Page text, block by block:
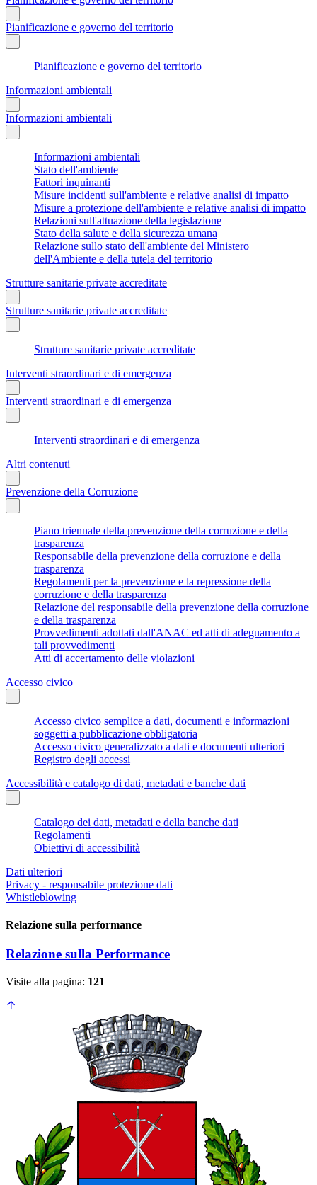
Pianificazione e governo del territorio
Pianificazione e governo del territorio
Informazioni ambientali
Informazioni ambientali
Informazioni ambientali
Stato dell'ambiente
Fattori inquinanti
Misure incidenti sull'ambiente e relative analisi di impatto
Misure a protezione dell'ambiente e relative analisi di impatto
Relazioni sull'attuazione della legislazione
Stato della salute e della sicurezza umana
Relazione sullo stato dell'ambiente del Ministero
dell'Ambiente e della tutela del territorio
Strutture sanitarie private accreditate
Strutture sanitarie private accreditate
Strutture sanitarie private accreditate
Interventi straordinari e di emergenza
Interventi straordinari e di emergenza
Interventi straordinari e di emergenza
Altri contenuti
Prevenzione della Corruzione
Piano triennale della prevenzione della corruzione e della
trasparenza
Responsabile della prevenzione della corruzione e della
trasparenza
Regolamenti per la prevenzione e la repressione della
corruzione e della trasparenza
Relazione del responsabile della prevenzione della corruzione
e della trasparenza
Provvedimenti adottati dall'ANAC ed atti di adeguamento a
tali provvedimenti
Atti di accertamento delle violazioni
Accesso civico
Accesso civico semplice a dati, documenti e informazioni
soggetti a pubblicazione obbligatoria
Accesso civico generalizzato a dati e documenti ulteriori
Registro degli accessi
Accessibilità e catalogo di dati, metadati e banche dati
Catalogo dei dati, metadati e della banche dati
Regolamenti
Obiettivi di accessibilità
Dati ulteriori
Privacy - responsabile protezione dati
Whistleblowing
Relazione sulla performance
Relazione sulla Performance
Visite alla pagina: 121